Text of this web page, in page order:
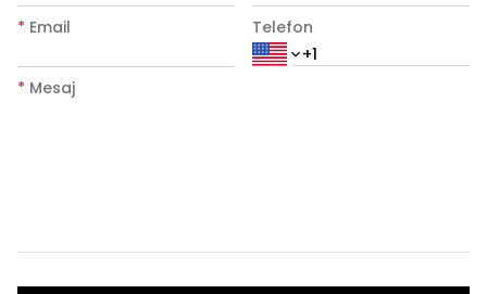
* Email Telefon
* Mesaj